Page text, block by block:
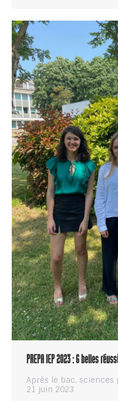
PREPA IEP 2023 : 6 belles
Après le bac, sciences
21 juin 2023